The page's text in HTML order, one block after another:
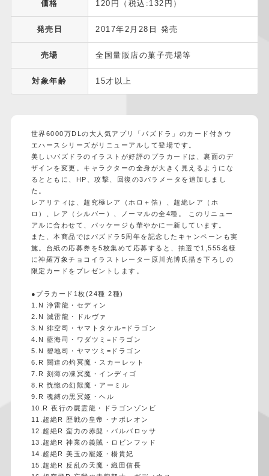
価格 120円（税込:132円）
発売日 2017年2月28日 発売
売場 全国量販店の菓子売場等
対象年齢 15才以上
世界6000万DLの大人気アプリ「パズドラ」のカード付きウ
エハースシリーズがリニューアルして登場です。
美しいパズドラのイラストが好評のプラカードは、裏面のデ
ザインを変更。キャラクターの全身が大きく見えるようにな
るとともに、HP、攻撃、回復の3パラメータを追加しまし
た。
レアリティは、超究極レア（ホロ＋箔）、超絶レア（ホ
ロ）、レア（シルバー）、ノーマルの全4種。 このリニュー
アルに合わせて、パッケージも華やかに一新しています。
また、本商品ではパズドラ5周年を記念したキャンペーンも実
施。台紙の応募券を5枚集めて応募すると、抽選で1,555名様
に神羅万象チョコイラストレーター原川光博氏描き下ろしの
限定カードをプレゼントします。
●プラカード1枚(24種 2種)
1.N 浄雷龍・セディン
2.N 滅雷龍・ドルヴァ
3.N 緋空司・ヤマトタケル=ドラゴン
4.N 藍海司・ワダツミ=ドラゴン
5.N 碧地司・ヤマツミ=ドラゴン
6.R 闊達の灼冥魔・スカーレット
7.R 刻薄の凍冥魔・インディゴ
8.R 恍惚の幻獣魔・アーミル
9.R 魂縛の黒冥姫・ヘル
10.R 夜行の屍霊龍・ドラゴンゾンビ
11.超絶R 歴戦の皇帝・ナポレオン
12.超絶R 蛮力の赤髭・バルバロッサ
13.超絶R 神業の義賊・ロビンフッド
14.超絶R 美玉の寵姫・楊貴妃
15.超絶R 反乱の天魔・織田信長